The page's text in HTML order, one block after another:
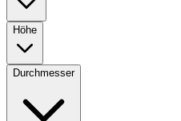
Höhe
Durchmesser